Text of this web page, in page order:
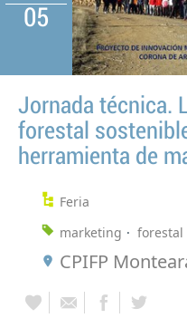
05
Jornada técnica.
forestal
herramienta de
Feria
marketing
forestal
CPIFP